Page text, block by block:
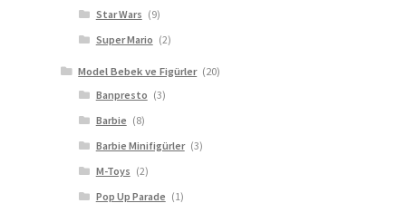
Star Wars (9)
Super Mario (2)
Model Bebek ve Figürler (20)
Banpresto (3)
Barbie (8)
Barbie Minifigürler (3)
M-Toys (2)
Pop Up Parade (1)